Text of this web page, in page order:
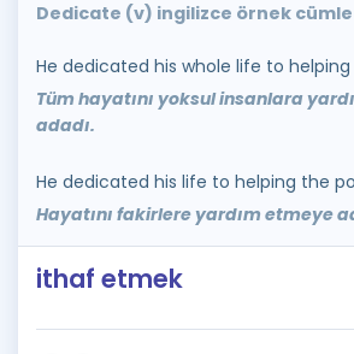
Dedicate (v) ingilizce örnek cümle
He dedicated his whole life to
Tüm hayatını yoksul insanlara
adadı.
He dedicated his life to helping the
Hayatını fakirlere yardım etmeye
ithaf etmek